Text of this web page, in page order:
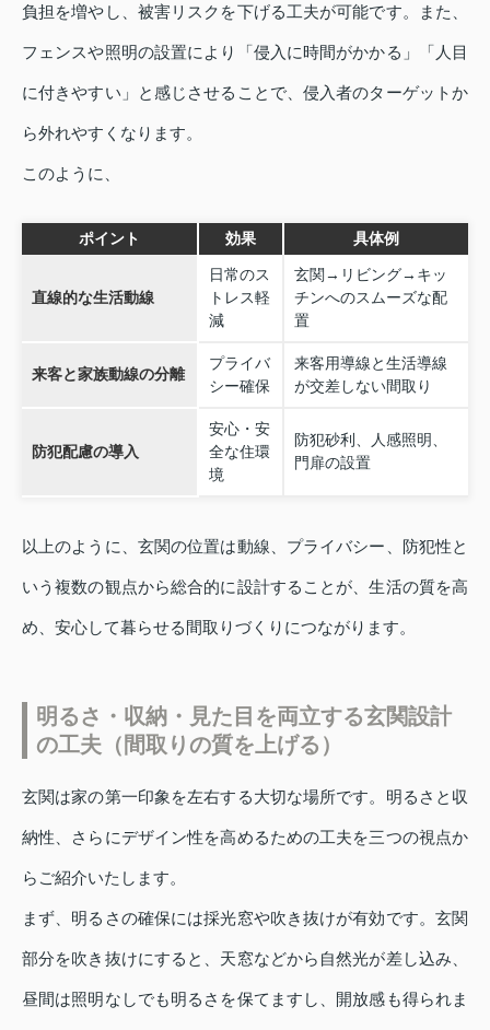
負担を増やし、被害リスクを下げる工夫が可能です。また、
フェンスや照明の設置により「侵入に時間がかかる」「人目
に付きやすい」と感じさせることで、侵入者のターゲットか
ら外れやすくなります。
このように、
ポイント 効果 具体例
直線的な生活動線
日常のス
トレス軽
減
玄関→リビング→キッ
チンへのスムーズな配
置
来客と家族動線の分離
プライバ
シー確保
来客用導線と生活導線
が交差しない間取り
防犯配慮の導入
安心・安
全な住環
境
防犯砂利、人感照明、
門扉の設置
以上のように、玄関の位置は動線、プライバシー、防犯性と
いう複数の観点から総合的に設計することが、生活の質を高
め、安心して暮らせる間取りづくりにつながります。
明るさ・収納・見た目を両立する玄関設計
の工夫（間取りの質を上げる）
玄関は家の第一印象を左右する大切な場所です。明るさと収
納性、さらにデザイン性を高めるための工夫を三つの視点か
らご紹介いたします。
まず、明るさの確保には採光窓や吹き抜けが有効です。玄関
部分を吹き抜けにすると、天窓などから自然光が差し込み、
昼間は照明なしでも明るさを保てますし、開放感も得られま